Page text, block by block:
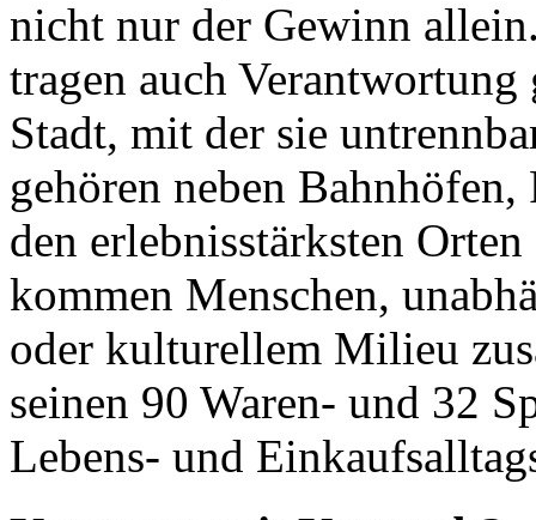
nicht nur der Gewinn
tragen auch
Stadt, mit der sie
gehören neben
den erlebnisstärksten
kommen Menschen,
oder kulturellem Milieu
seinen 90 Waren- und 32
Lebens- und